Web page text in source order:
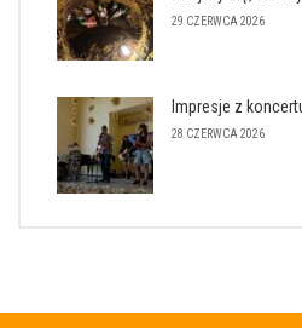
29 CZERWCA 2026
Impresje z
28 CZERWCA 2026